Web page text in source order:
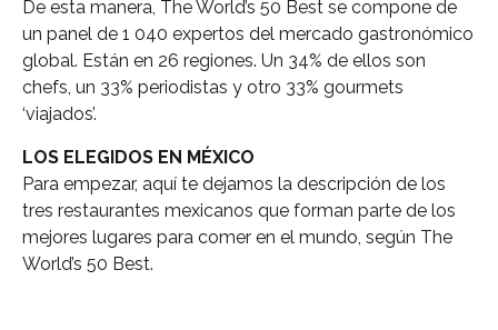
De esta manera, The World’s 50 Best se compone de
un panel de 1 040 expertos del mercado gastronómico
global. Están en 26 regiones. Un 34% de ellos son
chefs, un 33% periodistas y otro 33% gourmets
‘viajados’.
LOS ELEGIDOS EN MÉXICO
Para empezar, aquí te dejamos la descripción de los
tres restaurantes mexicanos que forman parte de los
mejores lugares para comer en el mundo, según The
World’s 50 Best.